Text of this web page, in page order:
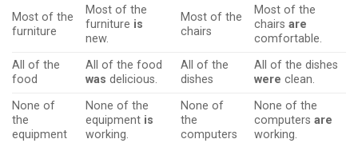
Most of the
furniture
Most of the
furniture is
new.
Most of the
chairs
Most of the
chairsare
comfortable.
All of the
food
All of the food
was delicious.
All of the
dishes
All of the dishes
were clean.
None of
the
equipment
None of the
equipment is
working.
None of
the
computers
None of the
computersare
working.